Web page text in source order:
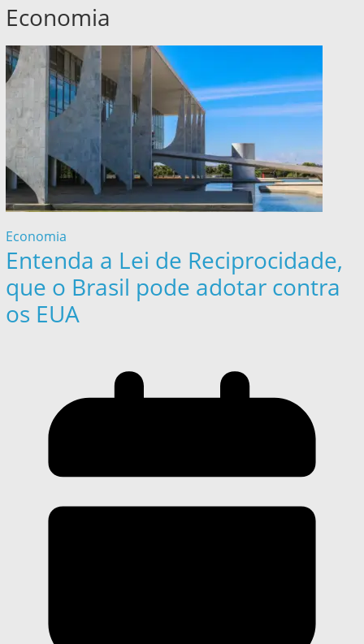
Economia
Economia
Entenda a Lei de Reciprocidade,
que o Brasil pode adotar contra
os EUA